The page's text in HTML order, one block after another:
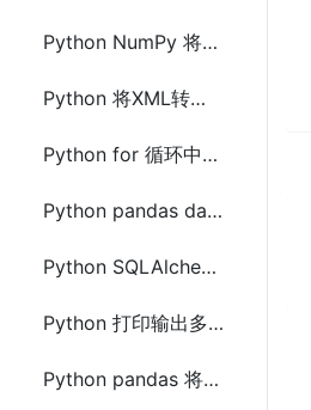
Python NumPy 将其中的array数组存储到csv文件的方法及示例代码
Python 将XML转换成JSON数据的方法总结
Python for 循环中访问index索引的方法及示例代码
Python pandas dataframe iloc 和 loc 的用法及区别
Python SQLAlchemy查询结果使用json.dumps()转成JSON字符串方法
Python 打印输出多个三角形组成的三角形
Python pandas 将DataFrame两列合成一列的方法